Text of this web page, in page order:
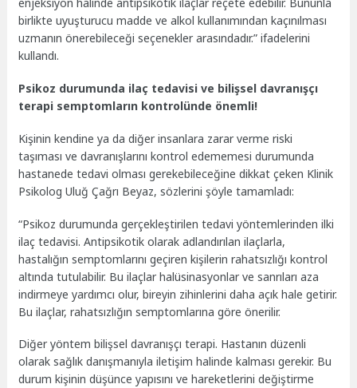
enjeksiyon halinde antipsikotik ilaçlar reçete edebilir. Bununla
birlikte uyuşturucu madde ve alkol kullanımından kaçınılması
uzmanın önerebileceği seçenekler arasındadır.” ifadelerini
kullandı.
Psikoz durumunda ilaç tedavisi ve bilişsel davranışçı
terapi semptomların kontrolünde önemli!
Kişinin kendine ya da diğer insanlara zarar verme riski
taşıması ve davranışlarını kontrol edememesi durumunda
hastanede tedavi olması gerekebileceğine dikkat çeken Klinik
Psikolog Uluğ Çağrı Beyaz, sözlerini şöyle tamamladı:
“Psikoz durumunda gerçekleştirilen tedavi yöntemlerinden ilki
ilaç tedavisi. Antipsikotik olarak adlandırılan ilaçlarla,
hastalığın semptomlarını geçiren kişilerin rahatsızlığı kontrol
altında tutulabilir. Bu ilaçlar halüsinasyonlar ve sanrıları aza
indirmeye yardımcı olur, bireyin zihinlerini daha açık hale getirir.
Bu ilaçlar, rahatsızlığın semptomlarına göre önerilir.
Diğer yöntem bilişsel davranışçı terapi. Hastanın düzenli
olarak sağlık danışmanıyla iletişim halinde kalması gerekir. Bu
durum kişinin düşünce yapısını ve hareketlerini değiştirme